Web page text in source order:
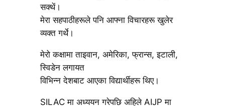
सक्थें।
मेरा सहपाठीहरूले पनि आफ्ना विचारहरू खुलेर
व्यक्त गर्थे।
मेरो कक्षामा ताइवान, अमेरिका, फ्रान्स, इटाली,
स्विडेन लगायत
विभिन्न देशबाट आएका विद्यार्थीहरू थिए।
SILAC मा अध्ययन गरेपछि अहिले AIJP मा